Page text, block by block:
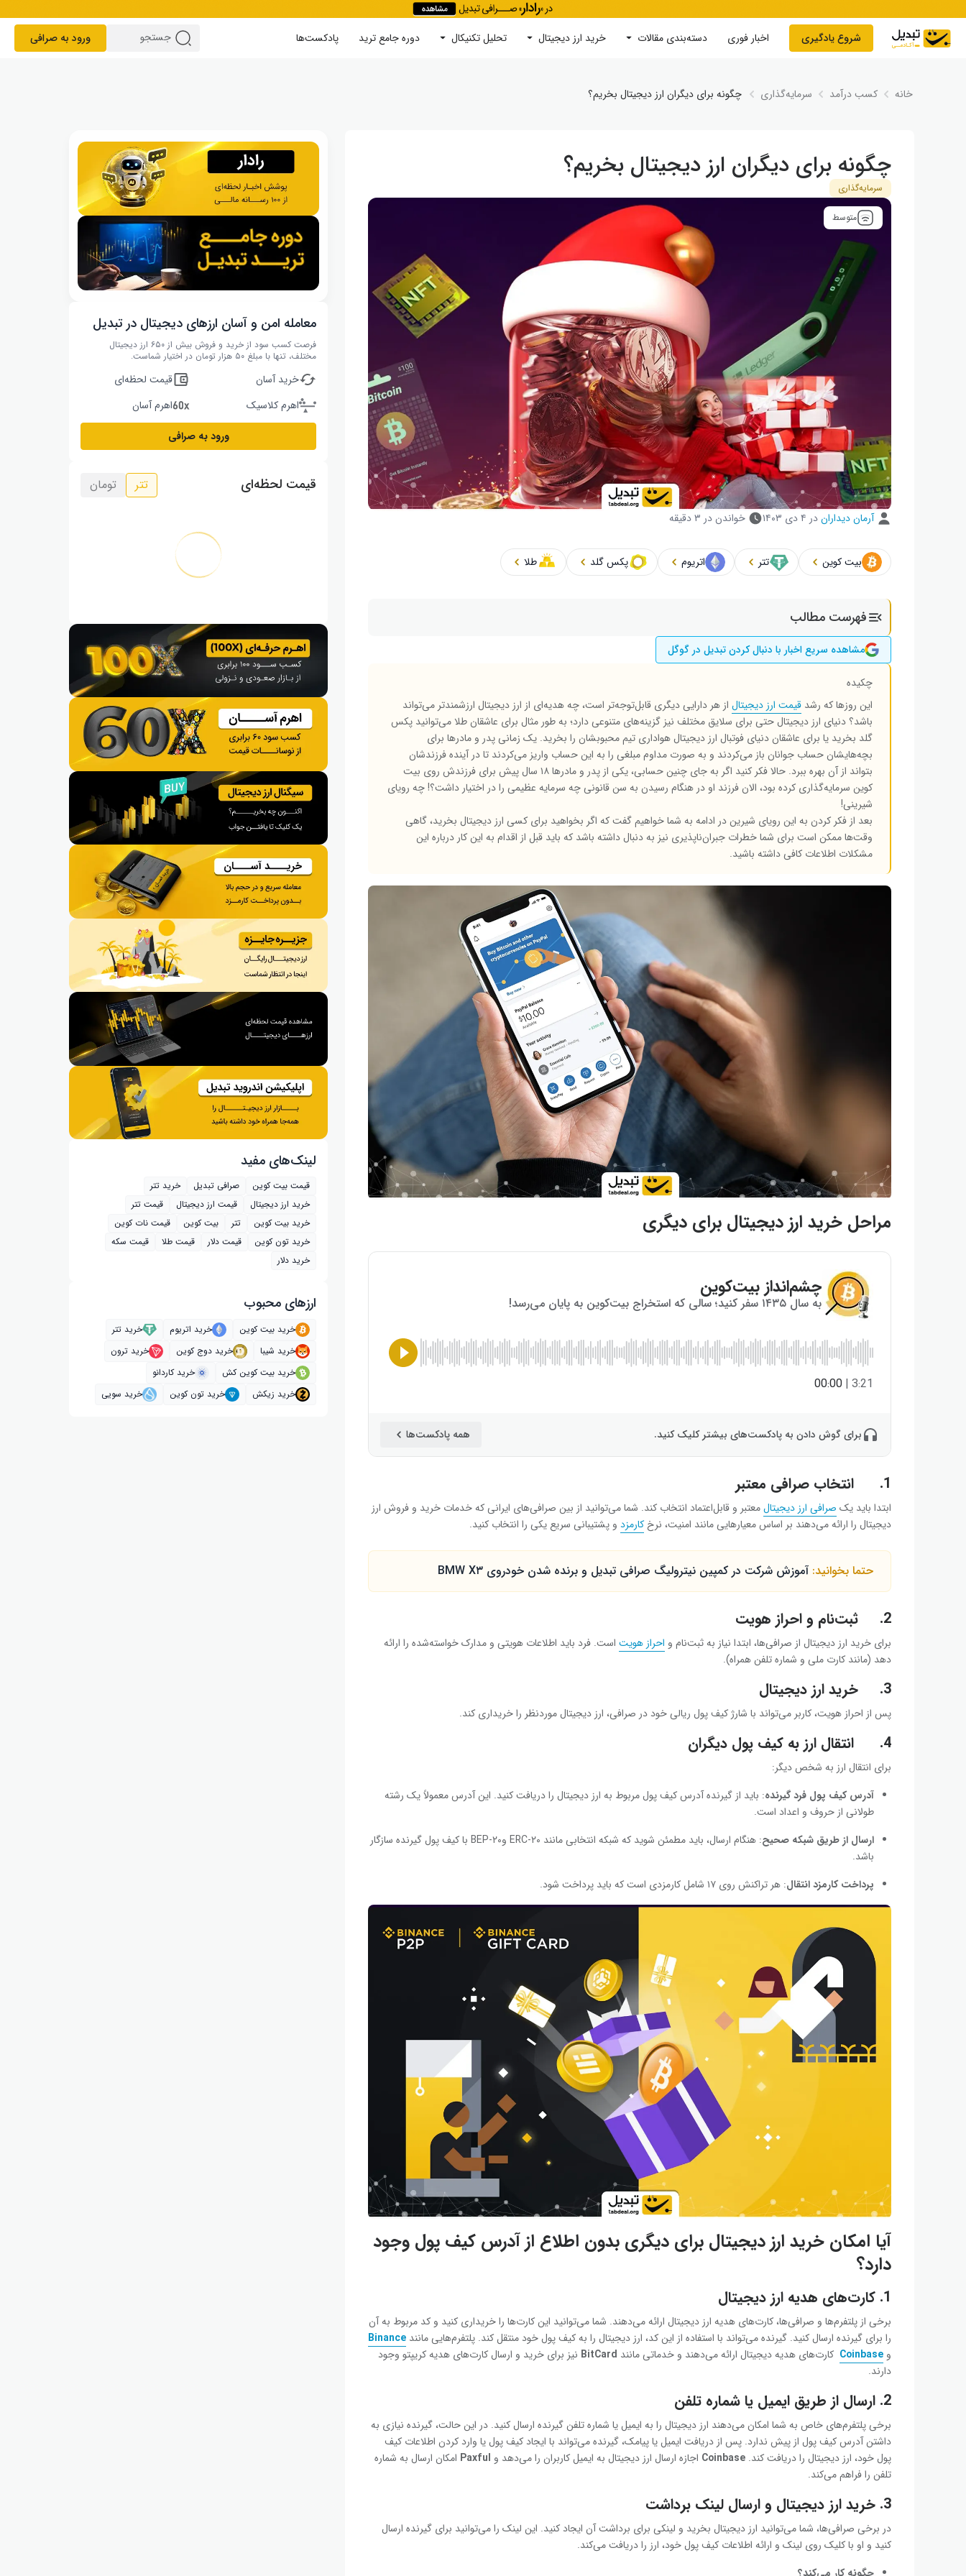
شروع یادگیری اخبار فوری دسته‌بندی مقالات خرید ارز دیجیتال تحلیل تکنیکال دوره‌ جامع ترید پادکست‌ها جستجو ورود به صرافی
خانه کسب درآمد سرمایه‌گذاری چگونه برای دیگران ارز دیجیتال بخریم؟
چگونه برای دیگران ارز دیجیتال بخریم؟
سرمایه‌گذاری
متوسط
آرمان دیداراندر ۴ دی ۱۴۰۳ خواندن در ۳ دقیقه
بیت کوین تتر اتریوم پکس گلد طلا
فهرست مطالب
مشاهده سریع اخبار با دنبال کردن تبدیل در گوگل
چکیده
این روزها که رشد قیمت ارز دیجیتال از هر دارایی دیگری قابل‌توجه‌تر است، چه هدیه‌ای از ارز دیجیتال ارزشمندتر می‌تواند
باشد؟ دنیای ارز دیجیتال حتی برای سلایق مختلف نیز گزینه‌های متنوعی دارد؛ به طور مثال برای عاشقان طلا می‌توانید پکس
گلد بخرید یا برای عاشقان دنیای فوتبال ارز دیجیتال هواداری تیم محبوبشان را بخرید. یک زمانی پدر و مادرها برای
بچه‌هایشان حساب جوانان باز می‌کردند و به صورت مداوم مبلغی را به این حساب واریز می‌کردند تا در آینده فرزندشان
بتواند از آن بهره ببرد. حالا فکر کنید اگر به جای چنین حسابی، یکی از پدر و مادرها ۱۸ سال پیش برای فرزندش روی بیت‌
کوین سرمایه‌گذاری کرده بود، الان فرزند او در هنگام رسیدن به سن قانونی چه سرمایه عظیمی را در اختیار داشت؟! چه رویای
شیرینی!
بعد از فکر کردن به این رویای شیرین در ادامه به شما خواهیم گفت که اگر بخواهید برای کسی ارز دیجیتال بخرید، گاهی
وقت‌ها ممکن است برای شما خطرات جبران‌ناپذیری نیز به دنبال داشته باشد که باید قبل از اقدام به این کار درباره این
مشکلات اطلاعات کافی داشته باشید.
مراحل خرید ارز دیجیتال برای دیگری
چشم‌انداز بیت‌کوین
به سال ۱۴۳۵ سفر کنید؛ سالی که استخراج بیت‌کوین به پایان می‌رسد!
3:21
|
00:00
برای گوش دادن به پادکست‌های بیشتر کلیک کنید. همه پادکست‌ها
1. انتخاب صرافی معتبر
ابتدا باید یک صرافی ارز دیجیتالمعتبر و قابل‌اعتماد انتخاب کند. شما می‌توانید از بین صرافی‌های ایرانی که خدمات خرید و فروش ارز
دیجیتال را ارائه می‌دهند بر اساس معیارهایی مانند امنیت، نرخکارمزد و پشتیبانی سریع یکی را انتخاب کنید.
حتما بخوانید: آموزش شرکت در کمپین نیترولیگ صرافی تبدیل و برنده شدن خودروی BMW X۳
2. ثبت‌نام و احراز هویت
برای خرید ارز دیجیتال از صرافی‌ها، ابتدا نیاز به ثبت‌نام و احراز هویت است. فرد باید اطلاعات هویتی و مدارک خواسته‌شده را ارائه
دهد (مانند کارت ملی و شماره تلفن همراه).
3. خرید ارز دیجیتال
پس از احراز هویت، کاربر می‌تواند با شارژ کیف پول ریالی خود در صرافی، ارز دیجیتال موردنظر را خریداری کند.
4. انتقال ارز به کیف پول دیگران
برای انتقال ارز به شخص دیگر:
آدرس کیف پول فرد گیرنده: باید از گیرنده آدرس کیف پول مربوط به ارز دیجیتال را دریافت کنید. این آدرس معمولاً یک رشته
طولانی از حروف و اعداد است.
ارسال از طریق شبکه صحیح
: هنگام ارسال، باید مطمئن شوید که شبکه انتخابی مانند ERC-۲۰ وBEP-۲۰ با کیف پول گیرنده سازگار
باشد.
پرداخت کارمزد انتقال: هر تراکنش روی ۱۷ شامل کارمزدی است که باید پرداخت شود.
آیا امکان خرید ارز دیجیتال برای دیگری بدون اطلاع از آدرس کیف پول وجود
دارد؟
1. کارت‌های هدیه ارز دیجیتال
برخی از پلتفرم‌ها و صرافی‌ها، کارت‌های هدیه ارز دیجیتال ارائه می‌دهند. شما می‌توانید این کارت‌ها را خریداری کنید و کد مربوط به آن
را برای گیرنده ارسال کنید. گیرنده می‌تواند با استفاده از این کد، ارز دیجیتال را به کیف پول خود منتقل کند. پلتفرم‌هایی مانند Binance
و Coinbase کارت‌های هدیه دیجیتال ارائه می‌دهند و خدماتی مانند BitCard نیز برای خرید و ارسال کارت‌های هدیه کریپتو وجود
دارند.
2. ارسال از طریق ایمیل یا شماره تلفن
برخی پلتفرم‌های خاص به شما امکان می‌دهند ارز دیجیتال را به ایمیل یا شماره تلفن گیرنده ارسال کنید. در این حالت، گیرنده نیازی به
داشتن آدرس کیف پول از پیش ندارد. پس از دریافت ایمیل یا پیامک، گیرنده می‌تواند با ایجاد کیف پول یا وارد کردن اطلاعات کیف
پول خود، ارز دیجیتال را دریافت کند. Coinbase اجازه ارسال ارز دیجیتال به ایمیل کاربران را می‌دهد و Paxful امکان ارسال به شماره
تلفن را فراهم می‌کند.
3. خرید ارز دیجیتال و ارسال لینک برداشت
در برخی صرافی‌ها، شما می‌توانید ارز دیجیتال بخرید و لینکی برای برداشت آن ایجاد کنید. این لینک را می‌توانید برای گیرنده ارسال
کنید و او با کلیک روی لینک و ارائه اطلاعات کیف پول خود، ارز را دریافت می‌کند.
معامله امن و آسان ارزهای دیجیتال در تبدیل
فرصت کسب سود از خرید و فروش بیش از ۶۵۰ ارز دیجیتال
مختلف، تنها با مبلغ ۵۰ هزار تومان در اختیار شماست.
خرید آسان
قیمت لحظه‌ای
اهرم کلاسیک
اهرم آسان
ورود به صرافی
قیمت لحظه‌ای تتر تومان
لینک‌های مفید
قیمت بیت کوین صرافی تبدیل
خرید تتر
خرید ارز دیجیتال
قیمت ارز دیجیتال
قیمت تتر
خرید بیت‌ کوین
تتر بیت کوین
قیمت نات کوین
خرید تون کوین
قیمت دلار قیمت طلا
قیمت سکه
خرید دلار
ارز‌های محبوب
خرید بیت کوین خرید اتریوم
خرید تتر
خرید شیبا
خرید دوج کوین
خرید ترون
خرید بیت کوین کش
خرید کاردانو
خرید زیکش
خرید تون کوین خرید سویی